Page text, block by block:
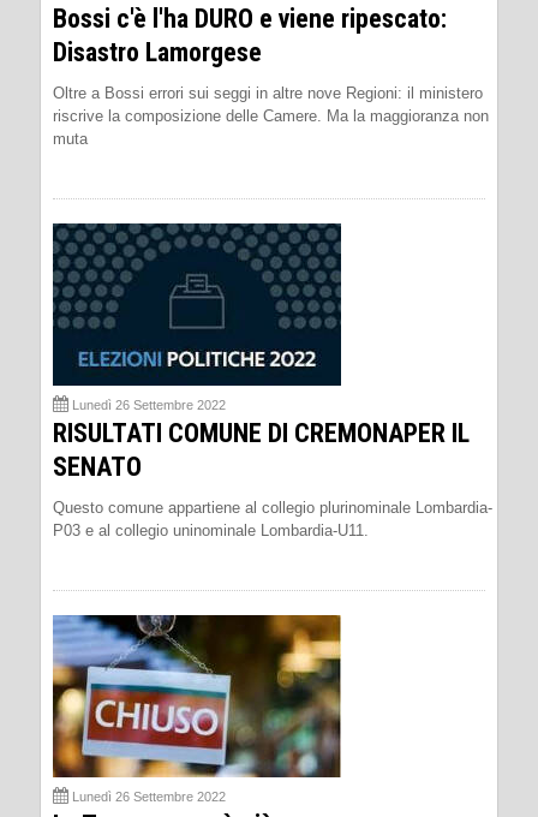
Bossi c'è l'ha DURO e viene ripescato:
Disastro Lamorgese
Oltre a Bossi errori sui seggi in altre nove Regioni: il ministero
riscrive la composizione delle Camere. Ma la maggioranza non
muta
Lunedì 26 Settembre 2022
RISULTATI COMUNE DI CREMONAPER IL
SENATO
Questo comune appartiene al collegio plurinominale Lombardia-
P03 e al collegio uninominale Lombardia-U11.
Lunedì 26 Settembre 2022